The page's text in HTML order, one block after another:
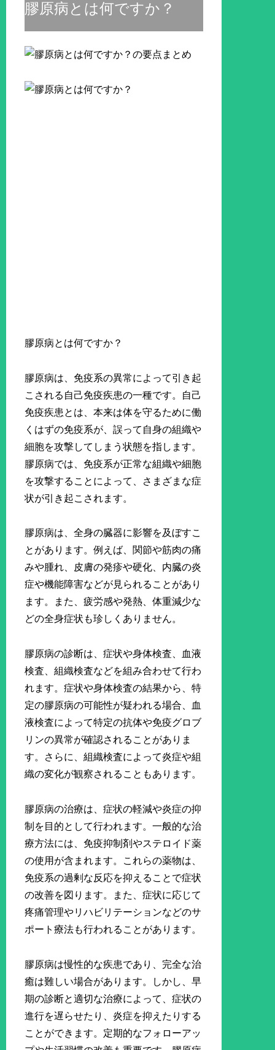
膠原病とは何ですか？
膠原病とは何ですか？
膠原病は、免疫系の異常によって引き起
こされる自己免疫疾患の一種です。自己
免疫疾患とは、本来は体を守るために働
くはずの免疫系が、誤って自身の組織や
細胞を攻撃してしまう状態を指します。
膠原病では、免疫系が正常な組織や細胞
を攻撃することによって、さまざまな症
状が引き起こされます。
膠原病は、全身の臓器に影響を及ぼすこ
とがあります。例えば、関節や筋肉の痛
みや腫れ、皮膚の発疹や硬化、内臓の炎
症や機能障害などが見られることがあり
ます。また、疲労感や発熱、体重減少な
どの全身症状も珍しくありません。
膠原病の診断は、症状や身体検査、血液
検査、組織検査などを組み合わせて行わ
れます。症状や身体検査の結果から、特
定の膠原病の可能性が疑われる場合、血
液検査によって特定の抗体や免疫グロブ
リンの異常が確認されることがありま
す。さらに、組織検査によって炎症や組
織の変化が観察されることもあります。
膠原病の治療は、症状の軽減や炎症の抑
制を目的として行われます。一般的な治
療方法には、免疫抑制剤やステロイド薬
の使用が含まれます。これらの薬物は、
免疫系の過剰な反応を抑えることで症状
の改善を図ります。また、症状に応じて
疼痛管理やリハビリテーションなどのサ
ポート療法も行われることがあります。
膠原病は慢性的な疾患であり、完全な治
癒は難しい場合があります。しかし、早
期の診断と適切な治療によって、症状の
進行を遅らせたり、炎症を抑えたりする
ことができます。定期的なフォローアッ